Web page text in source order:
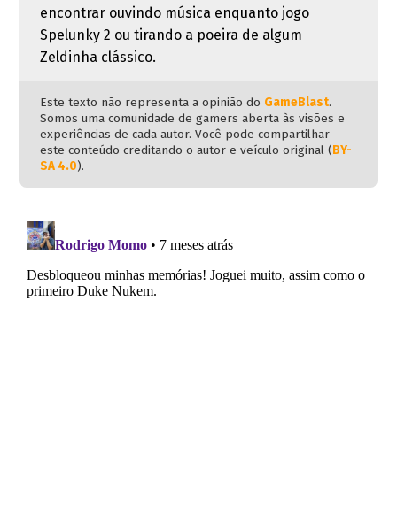
encontrar ouvindo música enquanto jogo
Spelunky 2 ou tirando a poeira de algum
Zeldinha clássico.
Este texto não representa a opinião do GameBlast.
Somos uma comunidade de gamers aberta às visões e
experiências de cada autor. Você pode compartilhar
este conteúdo creditando o autor e veículo original (BY-
SA 4.0).